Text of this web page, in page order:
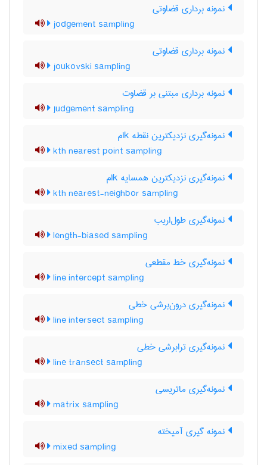
نمونه برداری قضاوتی
jodgement sampling
نمونه برداری قضاوتی
joukovski sampling
نمونه برداری مبتنی بر قضاوت
judgement sampling
نمونه‌گیری نزدیکترین نقطه kام
kth nearest point sampling
نمونه‌گیری نزدیکترین همسایه kام
kth nearest-neighbor sampling
نمونه‌گیری طول‌اریب
length-biased sampling
نمونه‌گیری خط مقطعی
line intercept sampling
نمونه‌گیری درون‌برشی خطی
line intersect sampling
نمونه‌گیری ترابرشی خطی
line transect sampling
نمونه‌گیری ماتریسی
matrix sampling
نمونه گیری آمیخته
mixed sampling